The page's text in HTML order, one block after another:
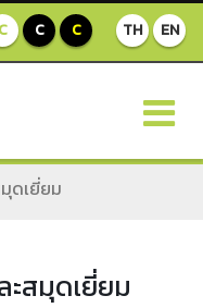
TH EN
C C C
ดเยี่ยม
ะสมุดเยี่ยม